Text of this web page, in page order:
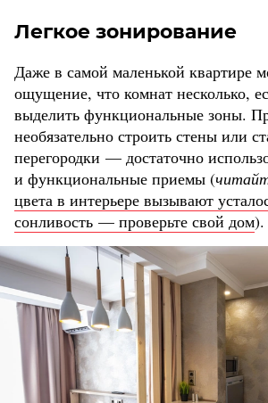
Легкое зонирование
Даже в самой маленькой квартире
ощущение, что комнат несколько,
выделить функциональные зоны.
необязательно строить стены или
перегородки — достаточно
и функциональные приемы (
цвета в интерьере вызывают
сонливость — проверьте свой дом).